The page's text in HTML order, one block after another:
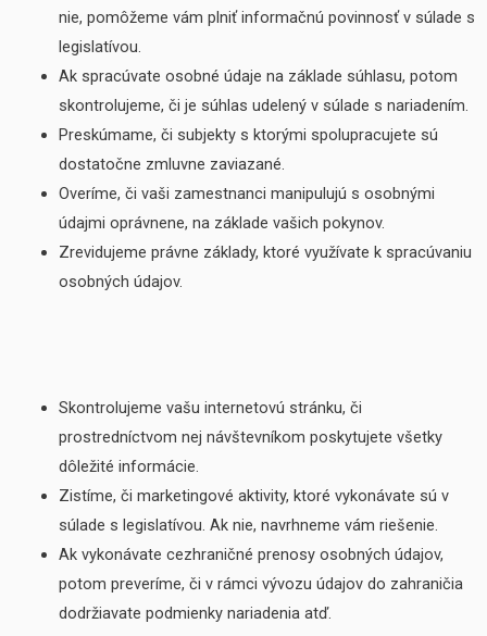
nie, pomôžeme vám plniť informačnú povinnosť v súlade s
legislatívou.
Ak spracúvate osobné údaje na základe súhlasu, potom
skontrolujeme, či je súhlas udelený v súlade s nariadením.
Preskúmame, či subjekty s ktorými spolupracujete sú
dostatočne zmluvne zaviazané.
Overíme, či vaši zamestnanci manipulujú s osobnými
údajmi oprávnene, na základe vašich pokynov.
Zrevidujeme právne základy, ktoré využívate k spracúvaniu
osobných údajov.
Skontrolujeme vašu internetovú stránku, či
prostredníctvom nej návštevníkom poskytujete všetky
dôležité informácie.
Zistíme, či marketingové aktivity, ktoré vykonávate sú v
súlade s legislatívou. Ak nie, navrhneme vám riešenie.
Ak vykonávate cezhraničné prenosy osobných údajov,
potom preveríme, či v rámci vývozu údajov do zahraničia
dodržiavate podmienky nariadenia atď.